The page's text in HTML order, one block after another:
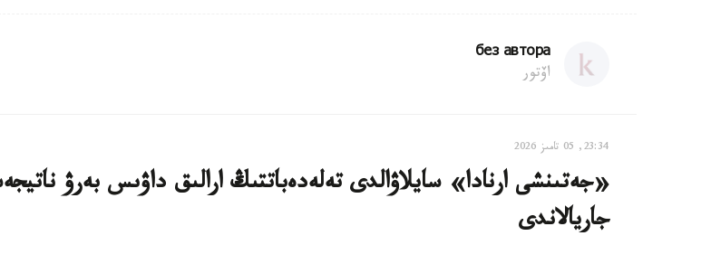
без автора
اۆتور
23:34, 05 تامىز 2026
«جەتىنشى ارنادا» سايلاۋالدى تەلەدەباتتىڭ ارالىق داۋىس بەرۋ
جاريالاندى